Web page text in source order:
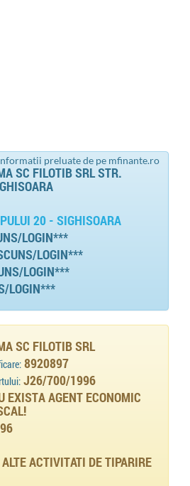
preluate de pe mfinante.ro
SC FILOTIB SRL STR.
20 - SIGHISOARA
LOGIN***
LOGIN***
LOGIN***
LOGIN***
SC FILOTIB SRL
8920897
J26/700/1996
EXISTA AGENT ECONOMIC
ALTE ACTIVITATI DE TIPARIRE